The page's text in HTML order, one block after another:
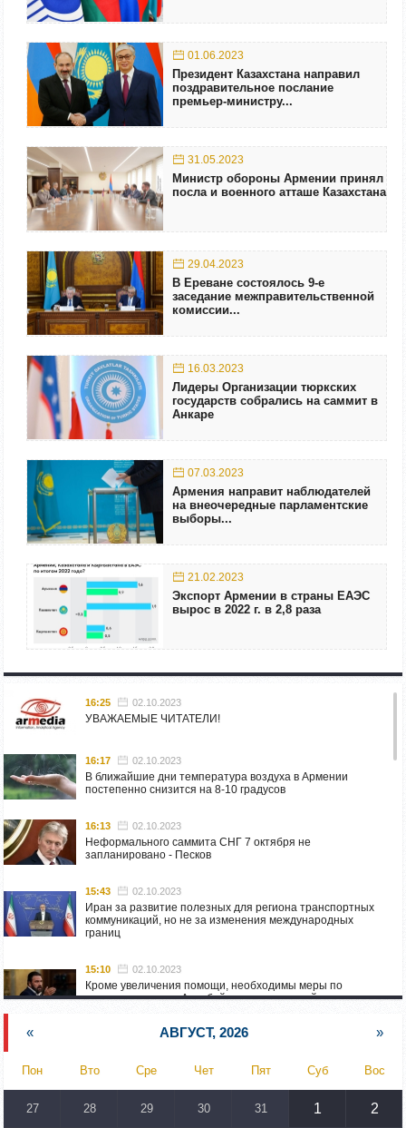
01.06.2023
Президент Казахстана направил
поздравительное послание
премьер-министру...
31.05.2023
Министр обороны Армении принял
посла и военного атташе Казахстана
29.04.2023
В Ереване состоялось 9-е
заседание межправительственной
комиссии...
16.03.2023
Лидеры Организации тюркских
государств собрались на саммит в
Анкаре
07.03.2023
Армения направит наблюдателей
на внеочередные парламентские
выборы...
21.02.2023
Экспорт Армении в страны ЕАЭС
вырос в 2022 г. в 2,8 раза
16:25 02.10.2023
УВАЖАЕМЫЕ ЧИТАТЕЛИ!
16:17 02.10.2023
В ближайшие дни температура воздуха в Армении
постепенно снизится на 8-10 градусов
16:13 02.10.2023
Неформального саммита СНГ 7 октября не
запланировано - Песков
15:43 02.10.2023
Иран за развитие полезных для региона транспортных
коммуникаций, но не за изменения международных
границ
15:10 02.10.2023
Кроме увеличения помощи, необходимы меры по
пресечению угроз Азербайджана: испанский депутат
Азербайджан обстреляли автомобиль ВС Армении,
перевозивший продовольствие
14:46 02.10.2023
« АВГУСТ, 2026 »
Пон Вто Сре Чет Пят Суб Вос
27 28 29 30 31 1 2